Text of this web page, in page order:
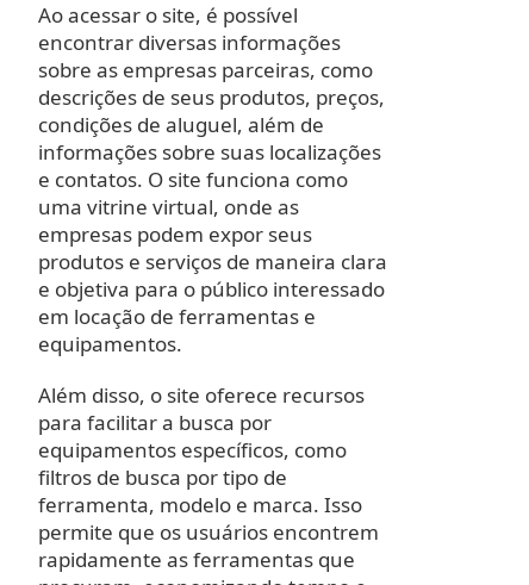
Ao acessar o site, é possível
encontrar diversas informações
sobre as empresas parceiras, como
descrições de seus produtos, preços,
condições de aluguel, além de
informações sobre suas localizações
e contatos. O site funciona como
uma vitrine virtual, onde as
empresas podem expor seus
produtos e serviços de maneira clara
e objetiva para o público interessado
em locação de ferramentas e
equipamentos.
Além disso, o site oferece recursos
para facilitar a busca por
equipamentos específicos, como
filtros de busca por tipo de
ferramenta, modelo e marca. Isso
permite que os usuários encontrem
rapidamente as ferramentas que